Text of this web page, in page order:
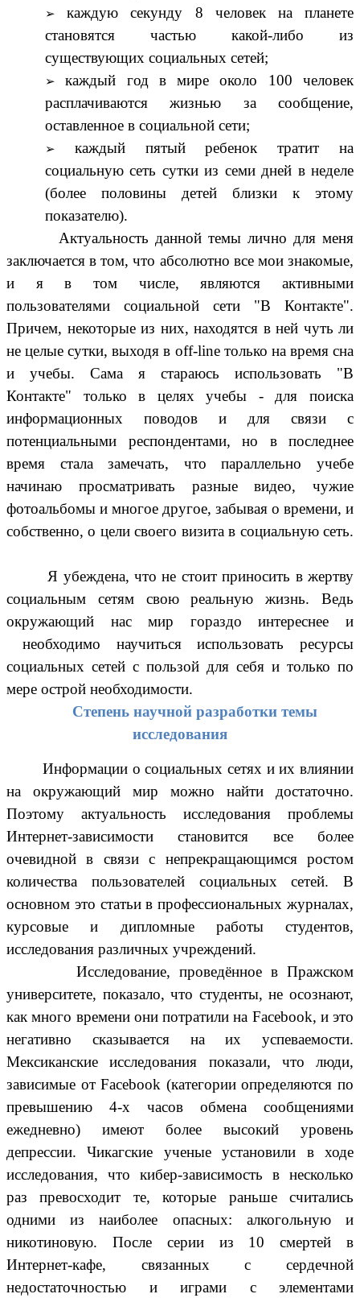
каждую секунду 8 человек на планете
становятся частью какой-либо из
существующих социальных сетей;
каждый год в мире около 100 человек
расплачиваются жизнью за сообщение,
оставленное в социальной сети;
каждый пятый ребенок тратит на
социальную сеть сутки из семи дней в неделе
(более половины детей близки к этому
показателю).
Актуальность данной темы лично для меня
заключается в том, что абсолютно все мои знакомые,
и я в том числе, являются активными
пользователями социальной сети "В Контакте".
Причем, некоторые из них, находятся в ней чуть ли
не целые сутки, выходя в off-line только на время сна
и учебы. Сама я стараюсь использовать "В
Контакте" только в целях учебы - для поиска
информационных поводов и для связи с
потенциальными респондентами, но в последнее
время стала замечать, что параллельно учебе
начинаю просматривать разные видео, чужие
фотоальбомы и многое другое, забывая о времени, и
собственно, о цели своего визита в социальную сеть.
Я убеждена, что не стоит приносить в жертву
социальным сетям свою реальную жизнь. Ведь
окружающий нас мир гораздо интереснее и
необходимо научиться использовать ресурсы
социальных сетей с пользой для себя и только по
мере острой необходимости.
Степень научной разработки темы
исследования
Информации о социальных сетях и их влиянии
на окружающий мир можно найти достаточно.
Поэтому актуальность исследования проблемы
Интернет-зависимости становится все более
очевидной в связи с непрекращающимся ростом
количества пользователей социальных сетей. В
основном это статьи в профессиональных журналах,
курсовые и дипломные работы студентов,
исследования различных учреждений.
Исследование, проведённое в Пражском
университете, показало, что студенты, не осознают,
как много времени они потратили на Facebook, и это
негативно сказывается на их успеваемости.
Мексиканские исследования показали, что люди,
зависимые от Facebook (категории определяются по
превышению 4-х часов обмена сообщениями
ежедневно) имеют более высокий уровень
депрессии. Чикагские ученые установили в ходе
исследования, что кибер-зависимость в несколько
раз превосходит те, которые раньше считались
одними из наиболее опасных: алкогольную и
никотиновую. После серии из 10 смертей в
Интернет-кафе, связанных с сердечной
недостаточностью и играми с элементами